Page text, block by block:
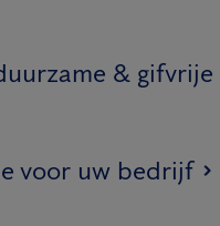
&
voor uw bedrijf